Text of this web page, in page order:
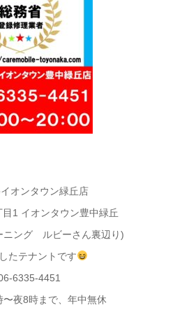
オンタウン緑丘店
1 イオンタウン豊中緑丘
ニング ルビーさん裏辺り)
たテナントです
6335-4451
夜8時まで、年中無休